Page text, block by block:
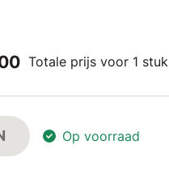
Totale prijs voor 1 stuk
Op voorraad